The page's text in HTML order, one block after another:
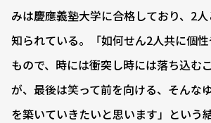
みは慶應義塾大学に合格しており、2
知られている。「如何せん2人共に個
もので、時には衝突し時には落ち込む
が、最後は笑って前を向ける、そんな
を築いていきたいと思います」という